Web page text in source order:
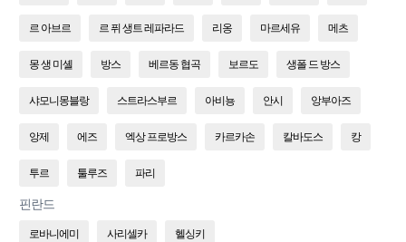
르 아브르 르 퓌 생트 레파라드 리옹 마르세유 메츠
몽 생 미셸 방스 베르동 협곡 보르도 생폴 드 방스
샤모니몽블랑 스트라스부르 아비뇽 안시 앙부아즈
앙제 에즈 엑상 프로방스 카르카손 칼바도스 캉
투르 툴루즈 파리
핀란드
로바니에미 사리셀카 헬싱키